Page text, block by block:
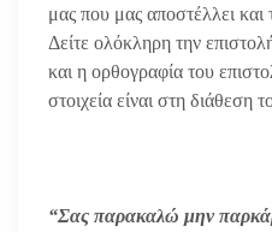
μας που μας αποστέλλει και
Δείτε ολόκληρη την
και η ορθογραφία του
στοιχεία είναι στη διάθεση
“Σας παρακαλώ μην